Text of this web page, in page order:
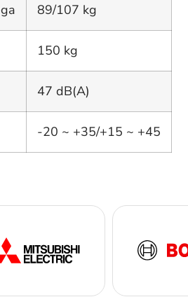
89/107 kg
150 kg
47 dB(A)
-20 ~ +35/+15 ~ +45